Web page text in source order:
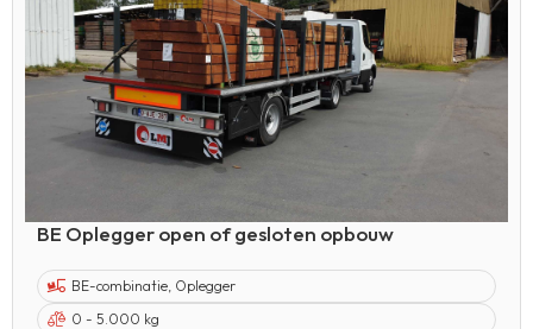
BE Oplegger open of gesloten opbouw
BE-combinatie, Oplegger
0 - 5.000 kg